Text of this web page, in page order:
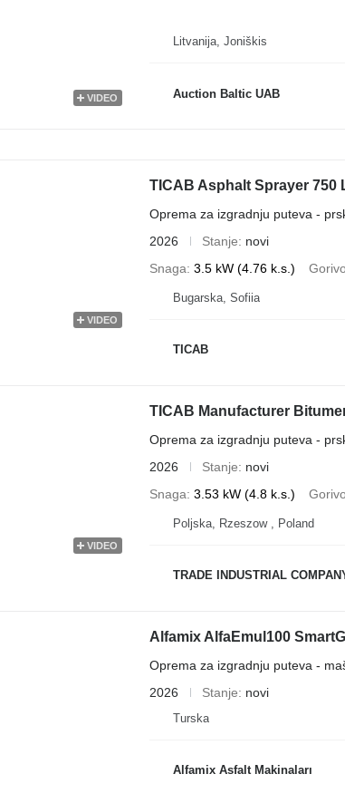
VIDEO
Litvanija, Joniškis
Auction Baltic UAB
VIDEO
TICAB Asphalt Sprayer 750
Oprema za izgradnju puteva -
2026
Stanje
novi
Snaga 3.5 kW (4.76 k.s.) Gorivo
Bugarska, Sofiia
TICAB
VIDEO
TICAB Manufacturer
Oprema za izgradnju puteva -
2026
Stanje
novi
Snaga 3.53 kW (4.8 k.s.) Gorivo
Poljska, Rzeszow , Poland
TRADE INDUSTRIAL
Alfamix AlfaEmul100
Oprema za izgradnju puteva -
2026
Stanje novi
Turska
Alfamix Asfalt Makinaları